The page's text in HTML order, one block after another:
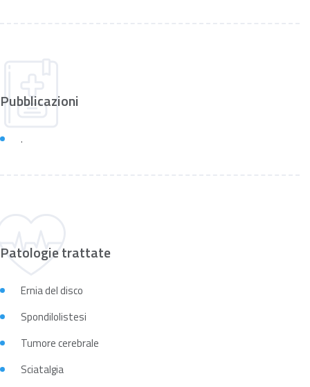
Pubblicazioni
.
Patologie trattate
Ernia del disco
Spondilolistesi
Tumore cerebrale
Sciatalgia